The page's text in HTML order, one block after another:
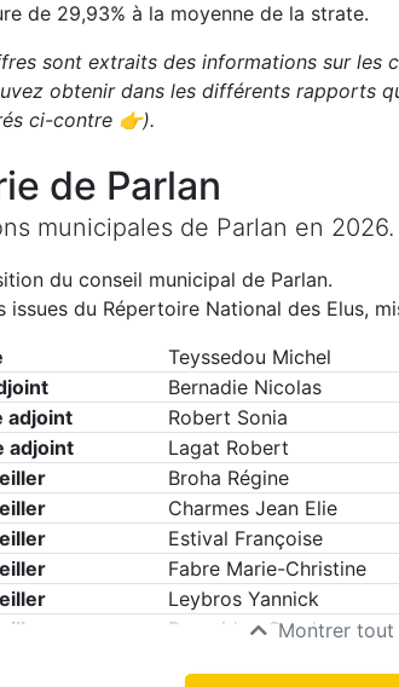
de 29,93% à la moyenne de la strate.
sont extraits des informations sur les
obtenir dans les différents rapports
ci-contre 👉).
de Parlan
municipales de Parlan en 2026.
du conseil municipal de Parlan.
issues du Répertoire National des Elus,
Teyssedou Michel
Bernadie Nicolas
adjoint
Robert Sonia
adjoint
Lagat Robert
Broha Régine
Charmes Jean Elie
Estival Françoise
Fabre Marie-Christine
Leybros Yannick
Pompidou CaroleMontrer tout